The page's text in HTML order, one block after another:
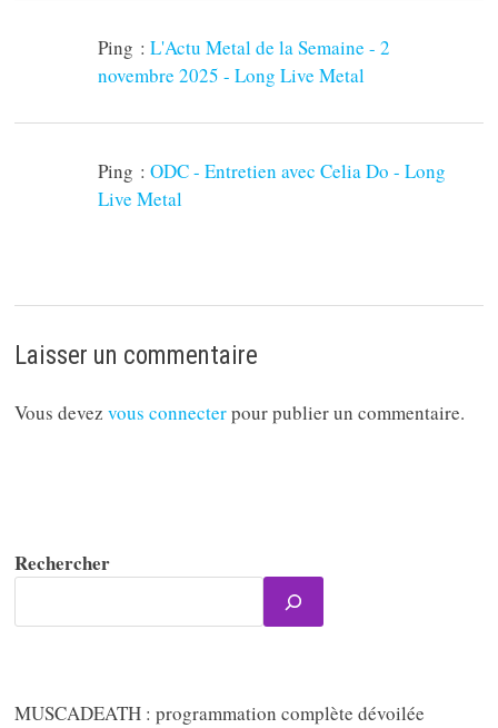
Ping :L'Actu Metal de la Semaine - 2
novembre 2025 - Long Live Metal
Ping :ODC - Entretien avec Celia Do - Long
Live Metal
Laisser un commentaire
Vous devezvous connecterpour publier un commentaire.
Rechercher
MUSCADEATH : programmation complète dévoilée